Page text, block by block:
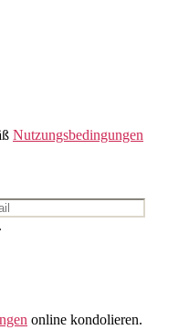
Nutzungsbedingungen
online kondolieren.